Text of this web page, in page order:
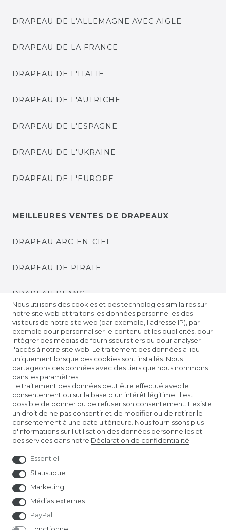
DRAPEAU DE L'ALLEMAGNE AVEC AIGLE
DRAPEAU DE LA FRANCE
DRAPEAU DE L'ITALIE
DRAPEAU DE L'AUTRICHE
DRAPEAU DE L'ESPAGNE
DRAPEAU DE L'UKRAINE
DRAPEAU DE L'EUROPE
MEILLEURES VENTES DE DRAPEAUX
DRAPEAU ARC-EN-CIEL
DRAPEAU DE PIRATE
DRAPEAU BLANC
DRAPEAU DE LA BAVIÈRE
DRAPEAU DE BADEN
DRAPEAUX DE LA FIERTÉ
DRAPEAUX DE PRIÈRE TIBÉTAINS
DRAPEAUX DE FOOTBALL DE L'EURO
Nous utilisons des cookies et des technologies similaires sur
notre site web et traitons les données personnelles des
visiteurs de notre site web (par exemple, l'adresse IP), par
exemple pour personnaliser le contenu et les publicités, pour
intégrer des médias de fournisseurs tiers ou pour analyser
l'accès à notre site web. Le traitement des données a lieu
uniquement lorsque des cookies sont installés. Nous
partageons ces données avec des tiers que nous nommons
dans les paramètres.
Le traitement des données peut être effectué avec le
consentement ou sur la base d'un intérêt légitime. Il est
possible de donner ou de refuser son consentement. Il existe
un droit de ne pas consentir et de modifier ou de retirer le
consentement à une date ultérieure. Nous fournissons plus
d'informations sur l'utilisation des données personnelles et
des services dans notre Déclaration de confidentialité
Essentiel
Statistique
Marketing
Médias externes
PayPal